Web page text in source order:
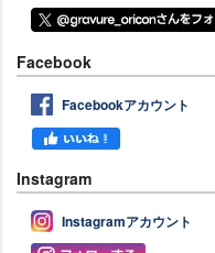
Facebook
Facebookアカウント
Instagram
Instagramアカウント